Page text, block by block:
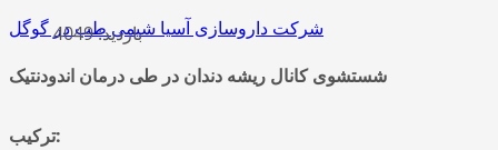
شرکت داروسازی آسیا شیمی طب در گوگل
بازدید: 4049
شستشوی کانال ریشه دندان در طی درمان اندودنتیک
ترکیب: